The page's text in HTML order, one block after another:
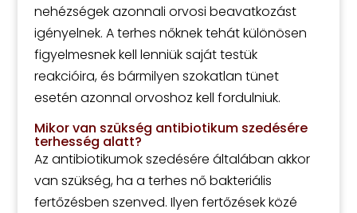
nehézségek azonnali orvosi beavatkozást
igényelnek. A terhes nőknek tehát különösen
figyelmesnek kell lenniük saját testük
reakcióira, és bármilyen szokatlan tünet
esetén azonnal orvoshoz kell fordulniuk.
Mikor van szükség antibiotikum szedésére
terhesség alatt?
Az antibiotikumok szedésére általában akkor
van szükség, ha a terhes nő bakteriális
fertőzésben szenved. Ilyen fertőzések közé